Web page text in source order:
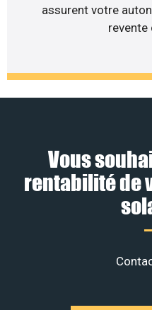
assurent votre
revente
Vous
rentabilité de